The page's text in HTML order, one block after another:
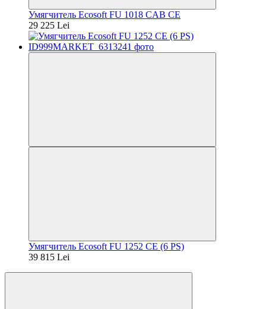
Умягчитель Ecosoft FU 1018 CAB CE
29 225 Lei
Умягчитель Ecosoft FU 1252 CE (6 PS)
39 815 Lei